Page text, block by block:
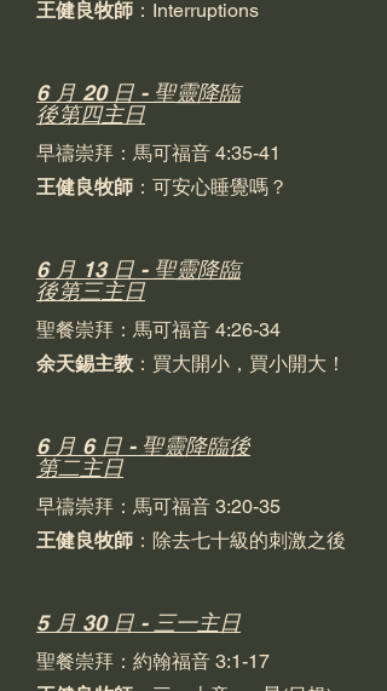
王健良牧師 ：Interruptions
6 月 20 日 - 聖靈降臨
後第四主日
早禱崇拜：馬可福音 4:35-41
王健良牧師 ：可安心睡覺嗎？
6 月 13 日 - 聖靈降臨
後第三主日
聖餐崇拜：馬可福音 4:26-34
余天錫主教 ：買大開小，買小開大！
6 月 6 日 - 聖靈降臨後
第二主日
早禱崇拜：馬可福音 3:20-35
王健良牧師 ：除去七十級的刺激之後
5 月 30 日 - 三一主日
聖餐崇拜：約翰福音 3:1-17